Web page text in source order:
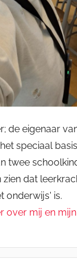
de eigenaar
speciaal
twee
zien dat
onderwijs' is.
over mij en